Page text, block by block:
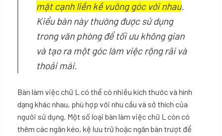
mặt cạnh liền kề vuông góc với nhau.
Kiểu bàn này thường được sử dụng
trong văn phòng để tối ưu không gian
và tạo ra một góc làm việc rộng rãi và
thoải mái.
Bàn làm việc chữ L có thể có nhiều kích thước và hình
dạng khác nhau, phù hợp với nhu cầu và sở thích của
người sử dụng. Một số loại bàn làm việc chữ L còn có
thêm các ngăn kéo, kệ lưu trữ hoặc ngăn bàn trượt để